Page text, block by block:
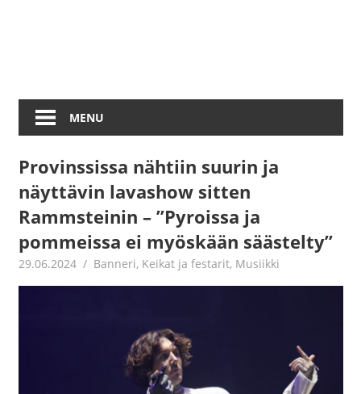
MENU
Provinssissa nähtiin suurin ja
näyttävin lavashow sitten
Rammsteinin – ”Pyroissa ja
pommeissa ei myöskään säästelty”
29.06.2024 Jouni Hirn
Banneri, Keikat ja festarit, Musiikki